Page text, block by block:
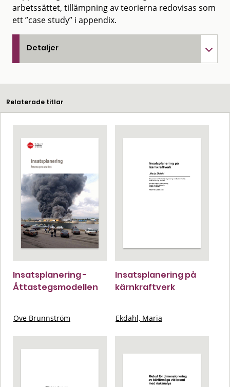
arbetssättet, tillämpning av teorierna redovisas som
ett ”case study” i appendix.
Detaljer
Relaterade titlar
Insatsplanering -
Åttastegsmodellen
Ove Brunnström
Insatsplanering på
kärnkraftverk
Ekdahl, Maria